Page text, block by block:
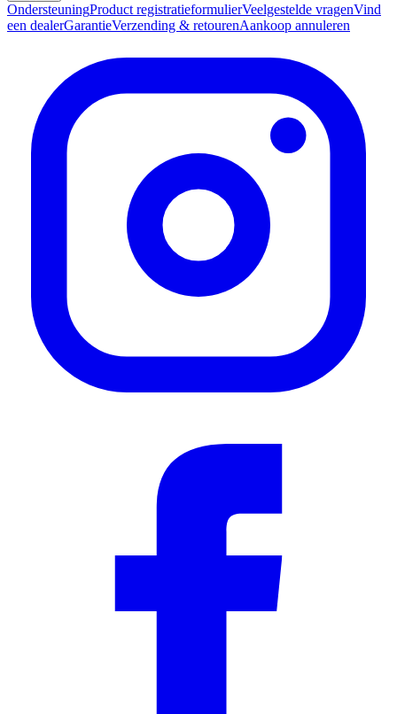
OndersteuningProduct registratieformulierVeelgestelde vragenVind
een dealerGarantieVerzending & retourenAankoop annuleren